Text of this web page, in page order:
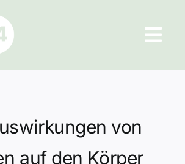
von
auf den Körper